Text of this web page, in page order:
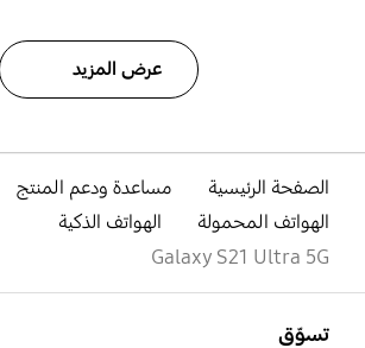
عرض المزيد
الصفحة الرئيسية
مساعدة ودعم المنتج
الهواتف المحمولة
الهواتف الذكية
Galaxy S21 Ultra 5G
تسوّق